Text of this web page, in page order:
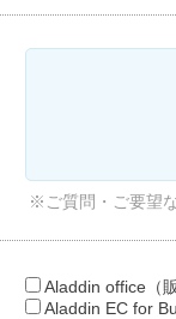
※ご質問・ご要望
Aladdin office（
Aladdin EC for